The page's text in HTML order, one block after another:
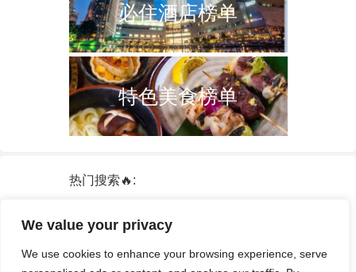
We value your privacy
We use cookies to enhance your browsing experience, serve
必住酒店榜单
特色美食榜单
热门搜索🔥:
泰国
中国 火车票
签证
酒店